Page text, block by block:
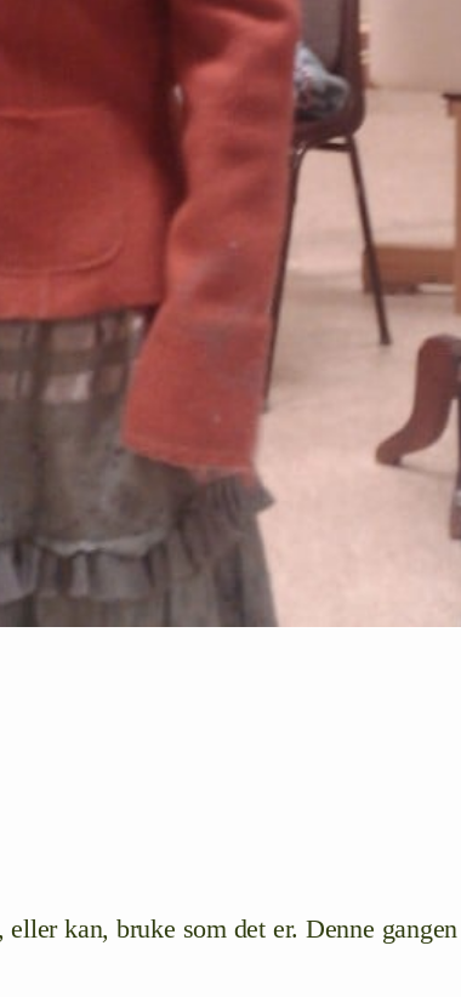
kan, bruke som det er. Denne